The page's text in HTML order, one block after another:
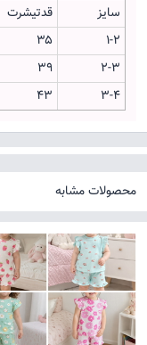
سایز
قدتیشرت
۱-۲
۳۵
۲-۳
۳۹
۳-۴
۴۳
محصولات مشابه